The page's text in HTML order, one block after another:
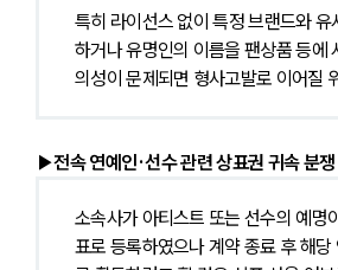
특히 라이선스 없이 특정 브랜드와 유
하거나 유명인의 이름을 팬상품 등에
의성이 문제되면 형사고발로 이어질
▶전속 연예인·선수 관련 상표권 귀속 분쟁
소속사가 아티스트 또는 선수의 예명
표로 등록하였으나 계약 종료 후 해당